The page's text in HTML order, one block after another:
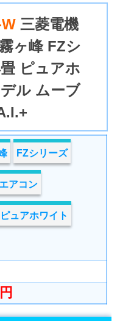
三菱電機
ヶ峰 FZシ
ピュアホ
ル ムーブ
FZシリーズ
アコン
ピュアホワイト